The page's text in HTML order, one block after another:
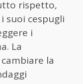
rispetto,
suoi cespugli
i
La
la